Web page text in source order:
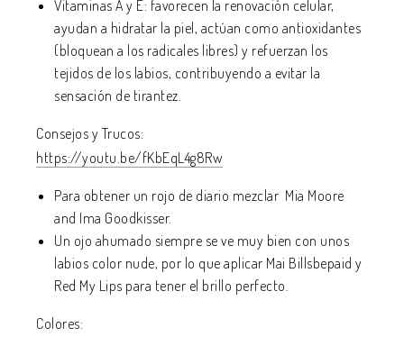
Vitaminas A y E: favorecen la renovación celular,
ayudan a hidratar la piel, actúan como antioxidantes
(bloquean a los radicales libres) y refuerzan los
tejidos de los labios, contribuyendo a evitar la
sensación de tirantez.
Consejos y Trucos:
https://youtu.be/fKbEqL4g8Rw
Para obtener un rojo de diario mezclar Mia Moore
and Ima Goodkisser.
Un ojo ahumado siempre se ve muy bien con unos
labios color nude, por lo que aplicar Mai Billsbepaid y
Red My Lips para tener el brillo perfecto.
Colores: